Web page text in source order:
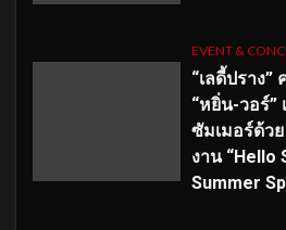
EVENT &
“เลดี้ปราง
“หยิ่น-วอร์”
ซัมเมอร์ด้ว
งาน “Hello
Summer